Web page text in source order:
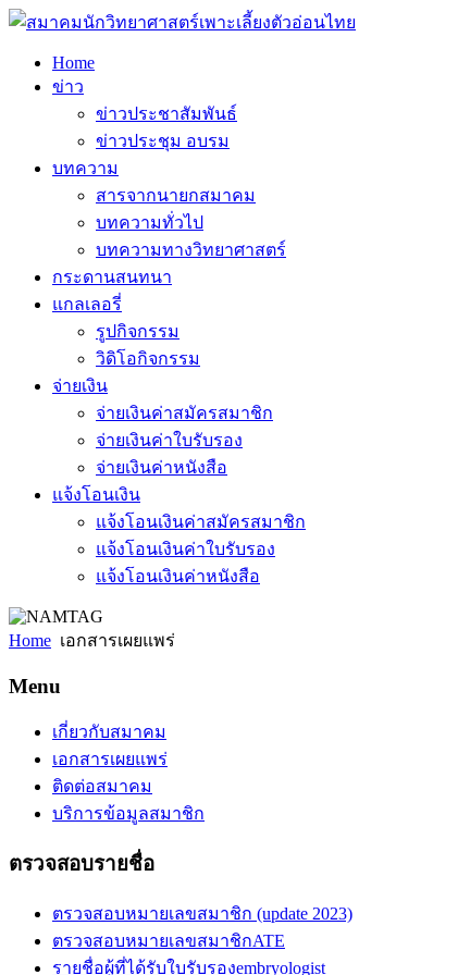
Home
ข่าว
ข่าวประชาสัมพันธ์
ข่าวประชุม อบรม
บทความ
สารจากนายกสมาคม
บทความทั่วไป
บทความทางวิทยาศาสตร์
กระดานสนทนา
แกลเลอรี่
รูปกิจกรรม
วิดิโอกิจกรรม
จ่ายเงิน
จ่ายเงินค่าสมัครสมาชิก
จ่ายเงินค่าใบรับรอง
จ่ายเงินค่าหนังสือ
แจ้งโอนเงิน
แจ้งโอนเงินค่าสมัครสมาชิก
แจ้งโอนเงินค่าใบรับรอง
แจ้งโอนเงินค่าหนังสือ
Home เอกสารเผยแพร่
Menu
เกี่ยวกับสมาคม
เอกสารเผยแพร่
ติดต่อสมาคม
บริการข้อมูลสมาชิก
ตรวจสอบรายชื่อ
ตรวจสอบหมายเลขสมาชิก (update 2023)
ตรวจสอบหมายเลขสมาชิกATE
รายชื่อผู้ที่ได้รับใบรับรองembryologist